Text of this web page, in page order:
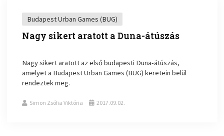
Budapest Urban Games (BUG)
Nagy sikert aratott a Duna-átúszás
Nagy sikert aratott az első budapesti Duna-átúszás,
amelyet a Budapest Urban Games (BUG) keretein belül
rendeztek meg.
Simon Zsófia Viktória 2017.09.02.